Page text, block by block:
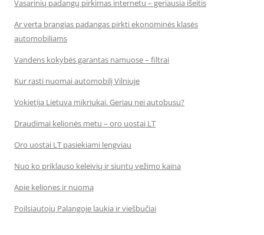
Vasarinių padangų pirkimas internetu – geriausia išeitis
Ar verta brangias padangas pirkti ekonominės klasės
automobiliams
Vandens kokybės garantas namuose – filtrai
Kur rasti nuomai automobilį Vilniuje
Vokietija Lietuva mikriukai. Geriau nei autobusu?
Draudimai kelionės metu – oro uostai LT
Oro uostai LT pasiekiami lengviau
Nuo ko priklauso keleivių ir siuntų vežimo kaina
Apie keliones ir nuomą
Poilsiautojų Palangoje laukia ir viešbučiai